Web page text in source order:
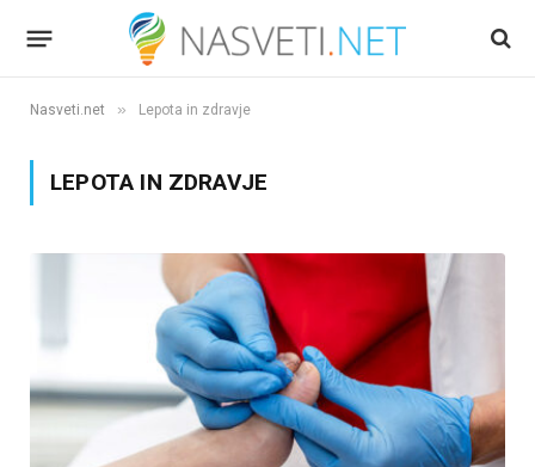
Nasveti.net » Lepota in zdravje
LEPOTA IN ZDRAVJE